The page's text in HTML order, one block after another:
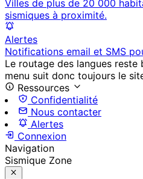
Villes de plus de 20 000
sismiques à proximité.
Alertes
Notifications email et SMS
Le routage des langues reste
menu suit donc toujours le
Ressources
Confidentialité
Nous contacter
Alertes
Connexion
Navigation
Sismique Zone